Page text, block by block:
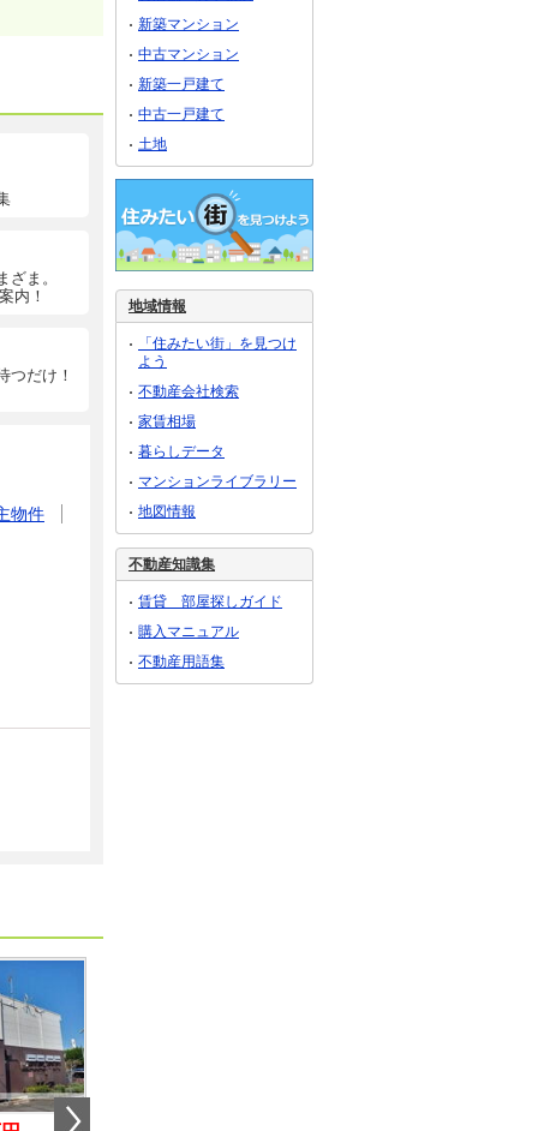
ま。
内！
つだけ！
物件
新築マンション
中古マンション
新築一戸建て
中古一戸建て
土地
地域情報
「住みたい街」を見つけ
よう
不動産会社検索
家賃相場
暮らしデータ
マンションライブラリー
地図情報
不動産知識集
賃貸 部屋探しガイド
購入マニュアル
不動産用語集